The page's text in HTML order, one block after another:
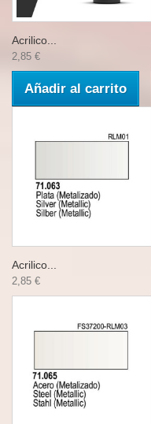
Acrilico...
2,85 €
Añadir al carrito
Acrilico...
2,85 €